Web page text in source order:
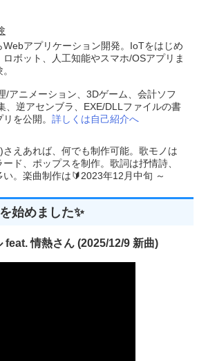
アプリケーション開発。IoTをはじめ
ロボット、人工知能やスマホ/OSアプリま
/アニメーション、3Dゲーム、会計ソフ
、逆アセンブラ、EXE/DLLファイルの書
を公開。 詳しくは自己紹介へ
えあれば、何でも制作可能。歌モノは
ド、ポップスを制作。歌詞は抒情詩、
。楽曲制作は🔰2023年12月中旬 ～
始めました✨
feat. 情熱さん (2025/12/9 新曲)